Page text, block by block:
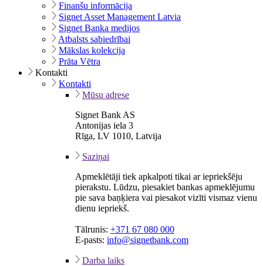
Finanšu informācija
Signet Asset Management Latvia
Signet Banka medijos
Atbalsts sabiedrībai
Mākslas kolekcija
Prāta Vētra
Kontakti
Kontakti
Mūsu adrese
Signet Bank AS
Antonijas iela 3
Rīga, LV 1010, Latvija
Saziņai
Apmeklētāji tiek apkalpoti tikai ar iepriekšēju
pierakstu. Lūdzu, piesakiet bankas apmeklējumu
pie sava baņķiera vai piesakot vizīti vismaz vienu
dienu iepriekš.
Tālrunis: +371 67 080 000
E-pasts: info@signetbank.com
Darba laiks